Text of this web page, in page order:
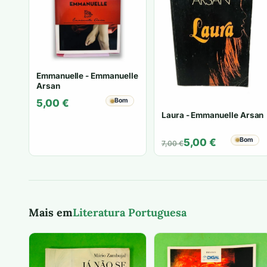
Emmanuelle - Emmanuelle
Arsan
5,00 € Bom
Laura - Emmanuelle Arsan
7,00€
O
preço
5,00 €
O
preço
Bom
Mais emLiteratura Portuguesa